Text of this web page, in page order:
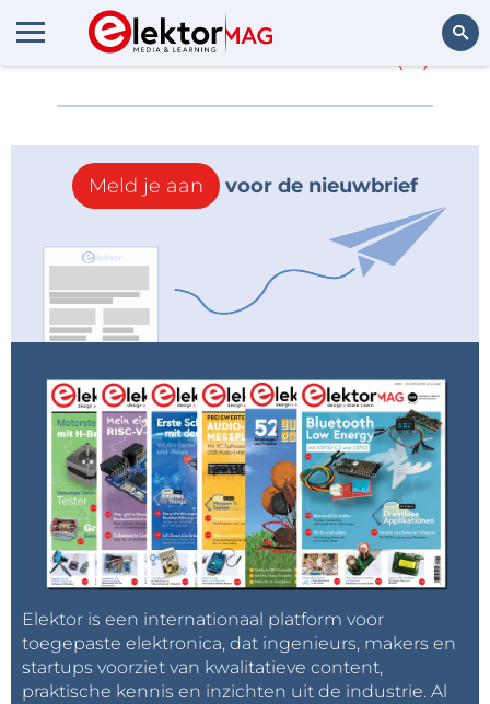
Meer overCoreLink
Meld je aan voor de nieuwbrief
Elektor is een internationaal platform voor
toegepaste elektronica, dat ingenieurs, makers en
startups voorziet van kwalitatieve content,
praktische kennis en inzichten uit de industrie. Al